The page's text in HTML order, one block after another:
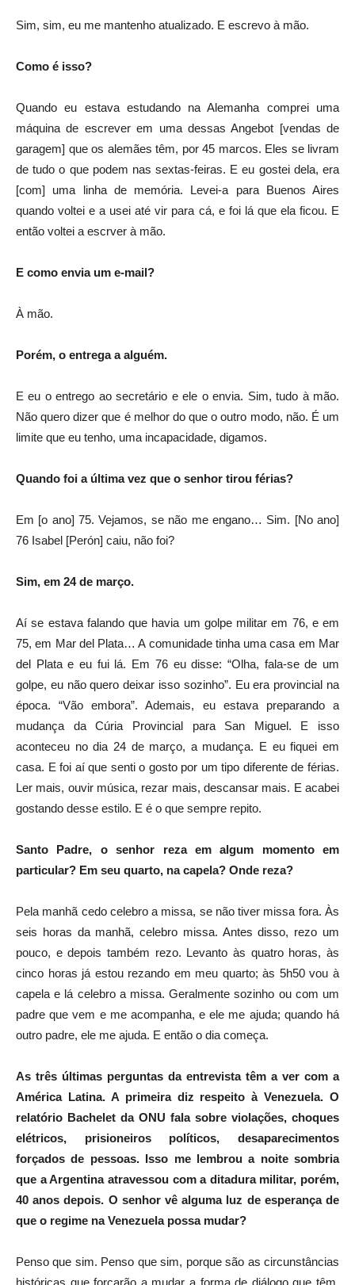
Sim, sim, eu me mantenho atualizado. E escrevo à mão.
Como é isso?
Quando eu estava estudando na Alemanha comprei uma
máquina de escrever em uma dessas Angebot [vendas de
garagem] que os alemães têm, por 45 marcos. Eles se livram
de tudo o que podem nas sextas-feiras. E eu gostei dela, era
[com] uma linha de memória. Levei-a para Buenos Aires
quando voltei e a usei até vir para cá, e foi lá que ela ficou. E
então voltei a escrver à mão.
E como envia um e-mail?
À mão.
Porém, o entrega a alguém.
E eu o entrego ao secretário e ele o envia. Sim, tudo à mão.
Não quero dizer que é melhor do que o outro modo, não. É um
limite que eu tenho, uma incapacidade, digamos.
Quando foi a última vez que o senhor tirou férias?
Em [o ano] 75. Vejamos, se não me engano… Sim. [No ano]
76 Isabel [Perón] caiu, não foi?
Sim, em 24 de março.
Aí se estava falando que havia um golpe militar em 76, e em
75, em Mar del Plata… A comunidade tinha uma casa em Mar
del Plata e eu fui lá. Em 76 eu disse: “Olha, fala-se de um
golpe, eu não quero deixar isso sozinho”. Eu era provincial na
época. “Vão embora”. Ademais, eu estava preparando a
mudança da Cúria Provincial para San Miguel. E isso
aconteceu no dia 24 de março, a mudança. E eu fiquei em
casa. E foi aí que senti o gosto por um tipo diferente de férias.
Ler mais, ouvir música, rezar mais, descansar mais. E acabei
gostando desse estilo. E é o que sempre repito.
Santo Padre, o senhor reza em algum momento em
particular? Em seu quarto, na capela? Onde reza?
Pela manhã cedo celebro a missa, se não tiver missa fora. Às
seis horas da manhã, celebro missa. Antes disso, rezo um
pouco, e depois também rezo. Levanto às quatro horas, às
cinco horas já estou rezando em meu quarto; às 5h50 vou à
capela e lá celebro a missa. Geralmente sozinho ou com um
padre que vem e me acompanha, e ele me ajuda; quando há
outro padre, ele me ajuda. E então o dia começa.
As três últimas perguntas da entrevista têm a ver com a
América Latina. A primeira diz respeito à Venezuela. O
relatório Bachelet da ONU fala sobre violações, choques
elétricos, prisioneiros políticos, desaparecimentos
forçados de pessoas. Isso me lembrou a noite sombria
que a Argentina atravessou com a ditadura militar, porém,
40 anos depois. O senhor vê alguma luz de esperança de
que o regime na Venezuela possa mudar?
Penso que sim. Penso que sim, porque são as circunstâncias
históricas que forçarão a mudar a forma de diálogo que têm.